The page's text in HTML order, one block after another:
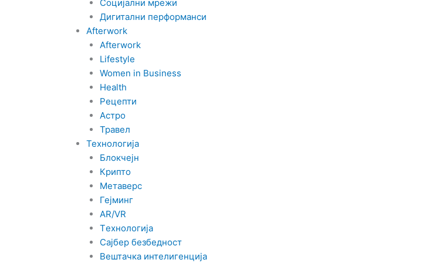
n
Социјални мрежи
Дигитални перформанси
Afterwork
Afterwork
Lifestyle
Women in Business
Health
Рецепти
Астро
Травел
Технологија
Блокчејн
Крипто
Метаверс
Гејминг
AR/VR
Tехнологија
Сајбер безбедност
Вештачка интелигенција